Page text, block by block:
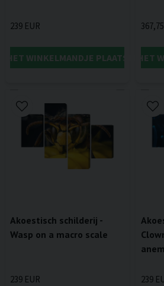
239 EUR
HET WINKELMANDJE PLAATSENIN HET
Akoestisch schilderij -
Wasp on a macro scale
239 EUR 239